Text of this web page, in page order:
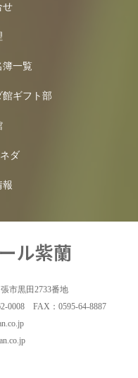
せ
簿一覧
館ギフト部
ダ
報
ル紫蘭
市黒田2733番地
0008 FAX：0595-64-8887